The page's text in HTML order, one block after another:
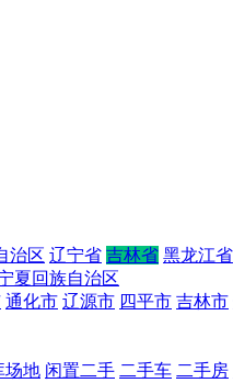
治区 辽宁省 吉林省 黑龙江省
夏回族自治区
通化市 辽源市 四平市 吉林市
场地 闲置二手 二手车 二手房